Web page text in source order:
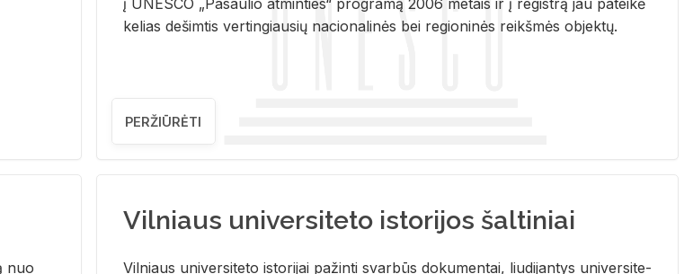
į UNESCO „Pasaulio atminties“ programą 2006 metais ir į registrą jau pateikė
kelias dešimtis vertingiausių nacionalinės bei regioninės reikšmės objektų.
PERŽIŪRĖTI
nuo
Vilniaus universiteto istorijos šaltiniai
Vil­niaus uni­ver­si­te­to is­to­ri­jai pa­žin­ti svar­būs do­ku­men­tai, liu­di­jan­tys uni­ver­si­te­